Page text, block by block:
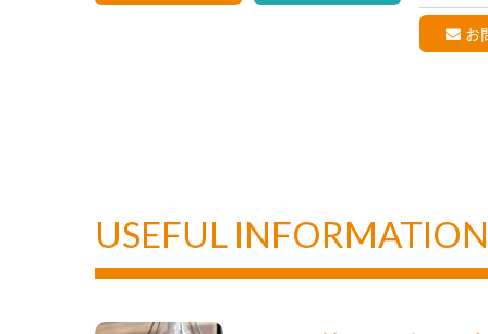
お
USEFUL INFORMATION